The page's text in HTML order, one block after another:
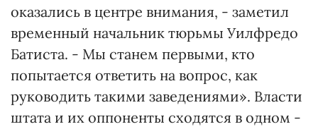
оказались в центре внимания, - заметил
временный начальник тюрьмы Уилфредо
Батиста. - Мы станем первыми, кто
попытается ответить на вопрос, как
руководить такими заведениями». Власти
штата и их оппоненты сходятся в одном -